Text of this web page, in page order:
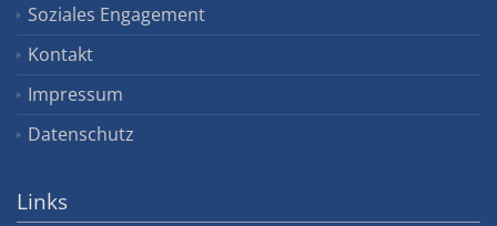
Soziales Engagement
Kontakt
Impressum
Datenschutz
Links